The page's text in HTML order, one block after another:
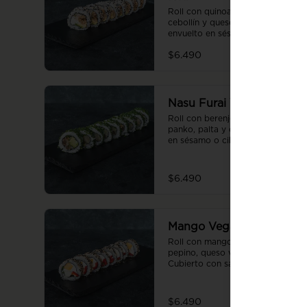
Roll con quinoa, seitán, palta,
cebollín y queso vegano
envuelto en sésamo o ciboulette.
$6.490
Nasu Furai Vegan Roll
Roll con berenjena apanada en
panko, palta y cebollín, envuelto
en sésamo o ciboulette. 8
$6.490
Mango Vegan Roll
Roll con mango, pimentón,
pepino, queso vegano y cebollín.
Cubierto con salsa de maracuyá
$6.490